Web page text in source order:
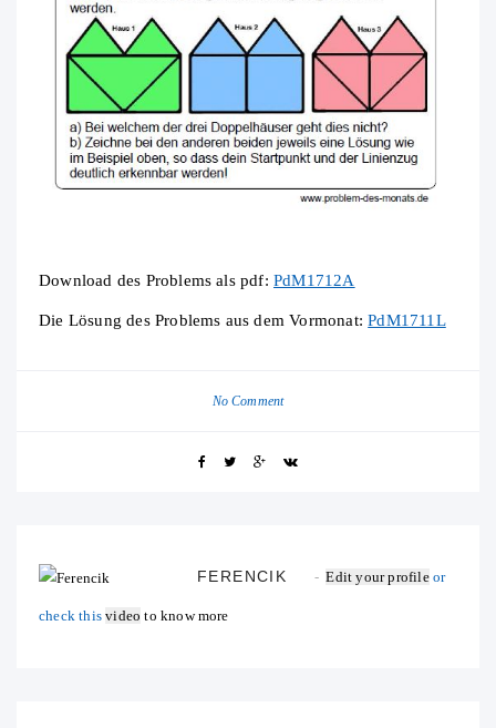
Download des Problems als pdf:PdM1712A
Die Lösung des Problems aus dem Vormonat:PdM1711L
No Comment
FERENCIK Edit your profileor
check thisvideo to know more